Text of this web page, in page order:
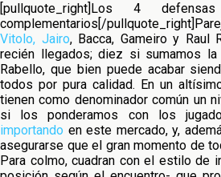
[pullquote_right]Los 4
complementarios[/
Vitolo, Jairo, Bacca, Gameiro y Raul
recién llegados; diez si sumamos
Rabello, que bien puede acabar
todos por pura calidad. En un
tienen como denominador común un
si los ponderamos con los
importando en este mercado, y,
asegurarse que el gran momento de
Para colmo, cuadran con el estilo de